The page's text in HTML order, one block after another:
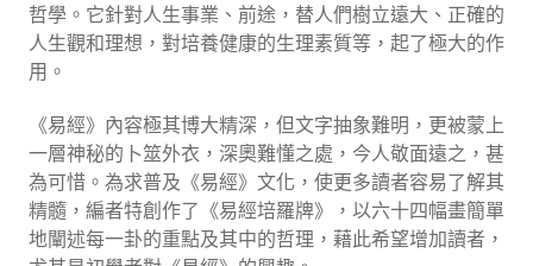
哲學。它針對人生事業、前途，替人們樹立遠大、正確的
人生觀和理想，對培養健康的生理素質等，起了極大的作
用。
《易經》內容極其博大精深，但文字抽象難明，更被蒙上
一層神秘的卜筮外衣，深奧難懂之處，今人敬面遠之，甚
為可惜。為求普及《易經》文化，使更多讀者容易了解其
精髓，編者特創作了《易經培羅牌》，以六十四幅畫簡單
地闡述每一卦的重點及其中的哲理，藉此希望增加讀者，